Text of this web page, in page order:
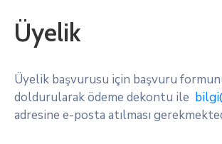
Üyelik
Üyelik başvurusu için başvuru
doldurularak ödeme dekontu ile
adresine e-posta atılması